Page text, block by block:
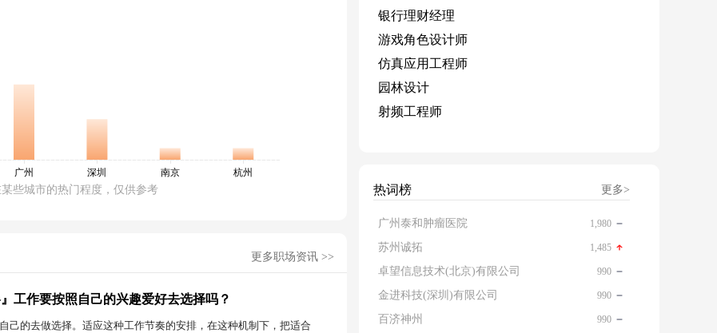
些城市的热门程度，仅供参考
更多职场资讯 >>
』工作要按照自己的兴趣爱好去选择吗？
己的去做选择。适应这种工作节奏的安排，在这种机制下，把适合
银行理财经理
游戏角色设计师
仿真应用工程师
园林设计
射频工程师
热词榜 更多>
广州泰和肿瘤医院 1,980
苏州诚拓 1,485
卓望信息技术(北京)有限公司 990
金进科技(深圳)有限公司 990
百济神州 990